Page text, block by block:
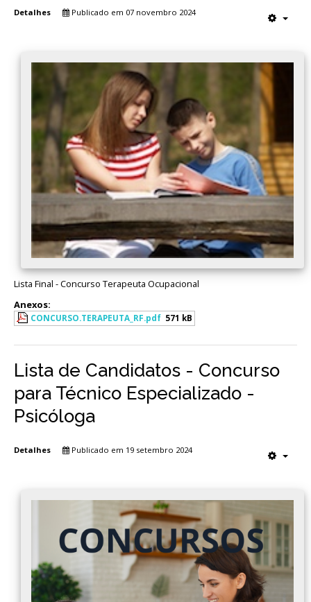
Detalhes Publicado em 07 novembro 2024
Lista Final - Concurso Terapeuta Ocupacional
Anexos:
CONCURSO.TERAPEUTA_RF.pdf 571 kB
Lista de Candidatos - Concurso
para Técnico Especializado -
Psicóloga
Detalhes Publicado em 19 setembro 2024